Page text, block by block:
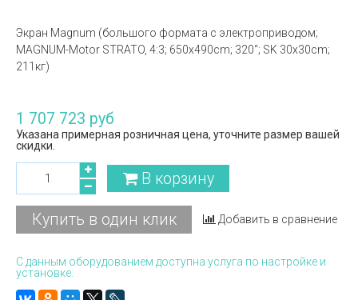
Экран Magnum (большого формата с электроприводом;
MAGNUM-Motor STRATO, 4:3; 650x490cm; 320“; SK 30x30cm;
211кг)
1 707 723 руб
Указана примерная розничная цена, уточните размер вашей
скидки.
В корзину
Купить в один клик Добавить в сравнение
С данным оборудованием доступна услуга по настройке и
установке.